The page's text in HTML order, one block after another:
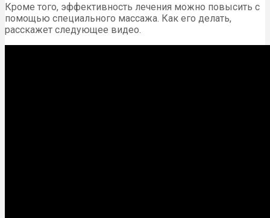
Кроме того, эффективность лечения можно повысить с
помощью специального массажа. Как его делать,
расскажет следующее видео.